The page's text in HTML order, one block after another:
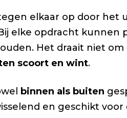
elkaar op door het
elke opdracht kunnen
Het draait niet
scoort en wint.
binnen als buiten
en geschikt